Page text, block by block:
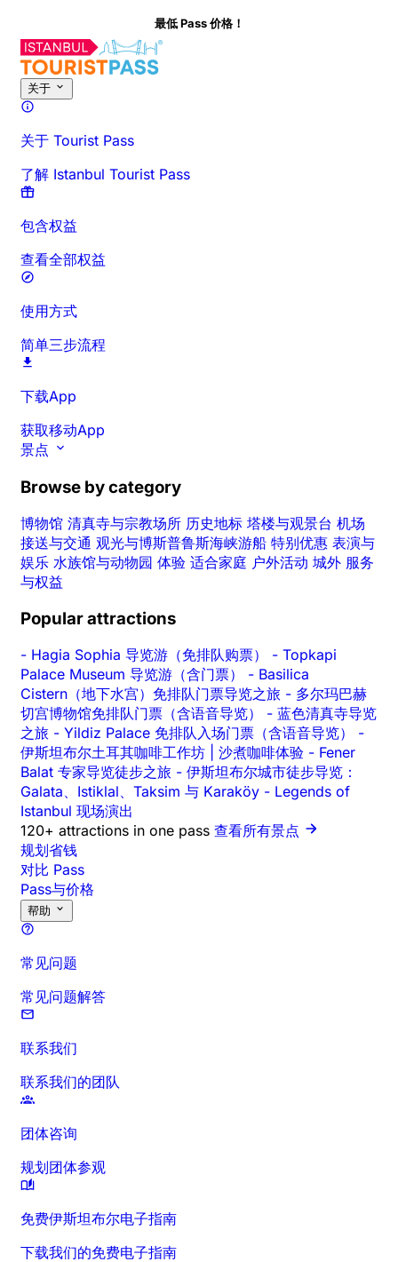
最低 Pass 价格！
关于
关于 Tourist Pass
了解 Istanbul Tourist Pass
包含权益
查看全部权益
使用方式
简单三步流程
下载App
获取移动App
景点
Browse by category
博物馆 清真寺与宗教场所 历史地标 塔楼与观景台 机场
接送与交通 观光与博斯普鲁斯海峡游船 特别优惠 表演与
娱乐 水族馆与动物园 体验 适合家庭 户外活动 城外 服务
与权益
Popular attractions
- Hagia Sophia 导览游（免排队购票） - Topkapi
Palace Museum 导览游（含门票） - Basilica
Cistern（地下水宫）免排队门票导览之旅 - 多尔玛巴赫
切宫博物馆免排队门票（含语音导览） - 蓝色清真寺导览
之旅 - Yildiz Palace 免排队入场门票（含语音导览） -
伊斯坦布尔土耳其咖啡工作坊 | 沙煮咖啡体验 - Fener
Balat 专家导览徒步之旅 - 伊斯坦布尔城市徒步导览：
Galata、Istiklal、Taksim 与 Karaköy - Legends of
Istanbul 现场演出
120+ attractions in one pass 查看所有景点
规划省钱
对比 Pass
Pass与价格
帮助
常见问题
常见问题解答
联系我们
联系我们的团队
团体咨询
规划团体参观
免费伊斯坦布尔电子指南
下载我们的免费电子指南
时间与时长 详细介绍 出行须知